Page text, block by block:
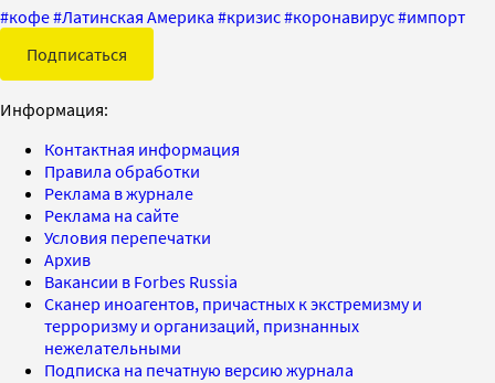
#кофе#Латинская Америка #кризис#коронавирус#импорт
Подписаться
Информация:
Контактная информация
Правила обработки
Реклама в журнале
Реклама на сайте
Условия перепечатки
Архив
Вакансии в Forbes Russia
Сканер иноагентов, причастных к экстремизму и
терроризму и организаций, признанных
нежелательными
Подписка на печатную версию журнала